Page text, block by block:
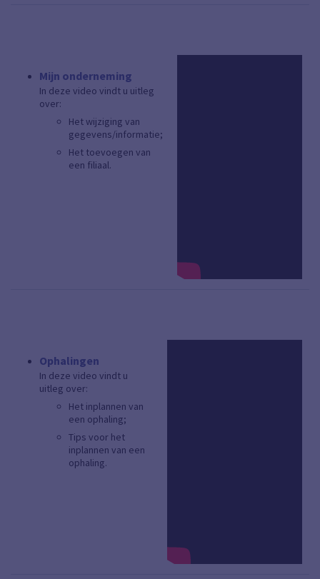
Mijn onderneming
In deze video vindt u uitleg
over:
Het wijziging van
gegevens/informatie;
Het toevoegen van
een filiaal.
Ophalingen
In deze video vindt u
uitleg over:
Het inplannen van
een ophaling;
Tips voor het
inplannen van een
ophaling.